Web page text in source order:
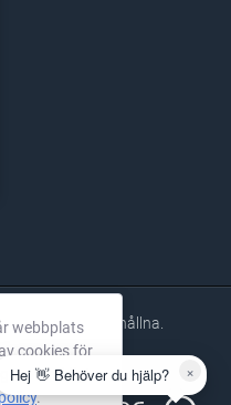
förbehållna.
webbplats
cookies för
smidigt.
.
×
Hej 👋 Behöver du hjälp?